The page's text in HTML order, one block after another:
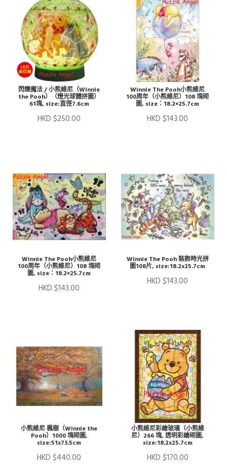
閃爍魔法 / 小熊維尼（Winnie
the Pooh）（燈光球體拼圖）
61塊, size:直徑7.6cm
HKD $250.00
Winnie The Pooh小熊維尼
100周年（小熊維尼）108 塊砌
圖, size：18.2×25.7cm
HKD $143.00
Winnie The Pooh小熊維尼
100周年（小熊維尼）108 塊砌
圖, size：18.2×25.7cm
HKD $143.00
Winnie The Pooh 裝飾時光拼
圖108片, size:18.2x25.7cm
HKD $143.00
小熊維尼 楓樹（Winnie the
Pooh）1000 塊砌圖,
size:51x73.5cm
HKD $440.00
小熊維尼彩繪玻璃（小熊維
尼）266 塊, 透明彩繪砌圖,
size:18.2x25.7cm
HKD $170.00